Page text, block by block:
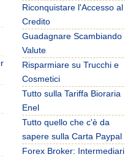
Riconquistare l'Accesso al
Credito
Guadagnare Scambiando
Valute
Risparmiare su Trucchi e
Cosmetici
Tutto sulla Tariffa Bioraria
Enel
Tutto quello che c'è da
sapere sulla Carta Paypal
Forex Broker: Intermediari